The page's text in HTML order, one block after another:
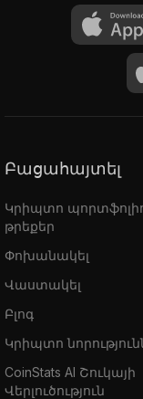
Բացահայտել
Կրիպտո
թրեքեր
Փոխանակել
Վաստակել
Բլոգ
Կրիպտո
CoinStats AI Շուկայի
Վերլուծություն